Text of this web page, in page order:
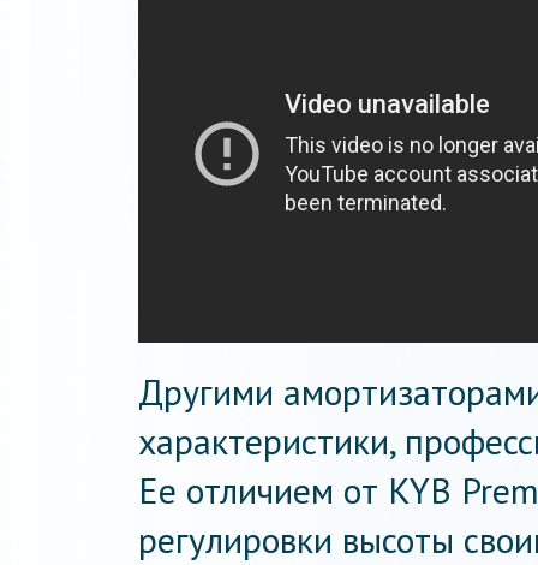
Другими
характеристики,
Ее отличием от KYB
регулировки высоты